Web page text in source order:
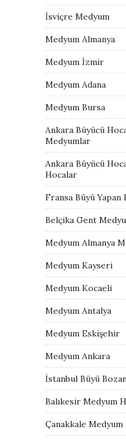
İsviçre Medyum
Medyum Almanya
Medyum İzmir
Medyum Adana
Medyum Bursa
Ankara Büyücü
Medyumlar
Ankara Büyücü
Hocalar
Fransa Büyü Yapan
Belçika Gent
Medyum Almanya
Medyum Kayseri
Medyum Kocaeli
Medyum Antalya
Medyum Eskişehir
Medyum Ankara
İstanbul Büyü
Balıkesir Medyum
Çanakkale